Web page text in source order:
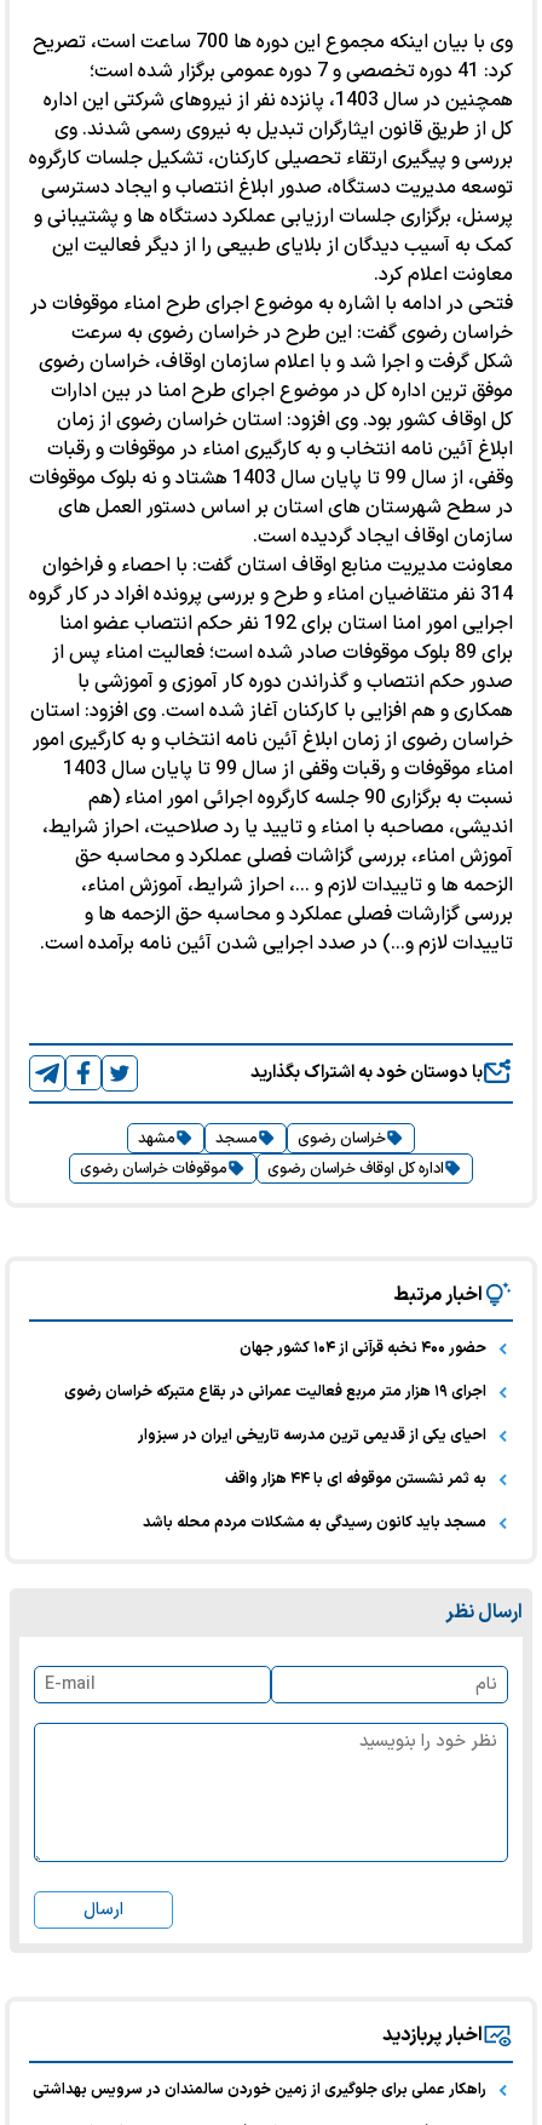
وی با بیان اینکه مجموع این دوره ها 700 ساعت است، تصریح
کرد: 41 دوره تخصصی و 7 دوره عمومی برگزار شده است؛
همچنین در سال 1403، پانزده نفر از نیروهای شرکتی این اداره
کل از طریق قانون ایثارگران تبدیل به نیروی رسمی شدند. وی
بررسی و پیگیری ارتقاء تحصیلی کارکنان، تشکیل جلسات کارگروه
توسعه مدیریت دستگاه، صدور ابلاغ انتصاب و ایجاد دسترسی
پرسنل، برگزاری جلسات ارزیابی عملکرد دستگاه ها و پشتیبانی و
کمک به آسیب دیدگان از بلایای طبیعی را از دیگر فعالیت این
معاونت اعلام کرد.
فتحی در ادامه با اشاره به موضوع اجرای طرح امناء موقوفات در
خراسان رضوی گفت: این طرح در خراسان رضوی به سرعت
شکل گرفت و اجرا شد و با اعلام سازمان اوقاف، خراسان رضوی
موفق ترین اداره کل در موضوع اجرای طرح امنا در بین ادارات
کل اوقاف کشور بود. وی افزود: استان خراسان رضوی از زمان
ابلاغ آئین نامه انتخاب و به کارگیری امناء در موقوفات و رقبات
وقفی، از سال 99 تا پایان سال 1403 هشتاد و نه بلوک موقوفات
در سطح شهرستان های استان بر اساس دستور العمل های
سازمان اوقاف ایجاد گردیده است.
معاونت مدیریت منابع اوقاف استان گفت: با احصاء و فراخوان
314 نفر متقاضیان امناء و طرح و بررسی پرونده افراد در کار گروه
اجرایی امور امنا استان برای 192 نفر حکم انتصاب عضو امنا
برای 89 بلوک موقوفات صادر شده است؛ فعالیت امناء پس از
صدور حکم انتصاب و گذراندن دوره کار آموزی و آموزشی با
همکاری و هم افزایی با کارکنان آغاز شده است. وی افزود: استان
خراسان رضوی از زمان ابلاغ آئین نامه انتخاب و به کارگیری امور
امناء موقوفات و رقبات وقفی از سال 99 تا پایان سال 1403
نسبت به برگزاری 90 جلسه کارگروه اجرائی امور امناء (هم
اندیشی، مصاحبه با امناء و تایید یا رد صلاحیت، احراز شرایط،
آموزش امناء، بررسی گزاشات فصلی عملکرد و محاسبه حق
الزحمه ها و تاییدات لازم و ...، احراز شرایط، آموزش امناء،
بررسی گزارشات فصلی عملکرد و محاسبه حق الزحمه ها و
تاییدات لازم و...) در صدد اجرایی شدن آئین نامه برآمده است.
با دوستان خود به اشتراک بگذارید
خراسان رضوی مسجد
مشهد
اداره کل اوقاف خراسان رضوی
موقوفات خراسان رضوی
اخبار مرتبط
حضور ۴۰۰ نخبه قرآنی از ۱۰۴ کشور جهان
اجرای ۱۹ هزار متر مربع فعالیت عمرانی در بقاع متبرکه خراسان رضوی
احیای یکی از قدیمی ترین مدرسه تاریخی ایران در سبزوار
به ثمر نشستن موقوفه ای با ۴۴ هزار واقف
مسجد باید کانون رسیدگی به مشکلات مردم محله باشد
ارسال نظر
ارسال
اخبار پربازدید
راهکار عملی برای جلوگیری از زمین خوردن سالمندان در سرویس بهداشتی